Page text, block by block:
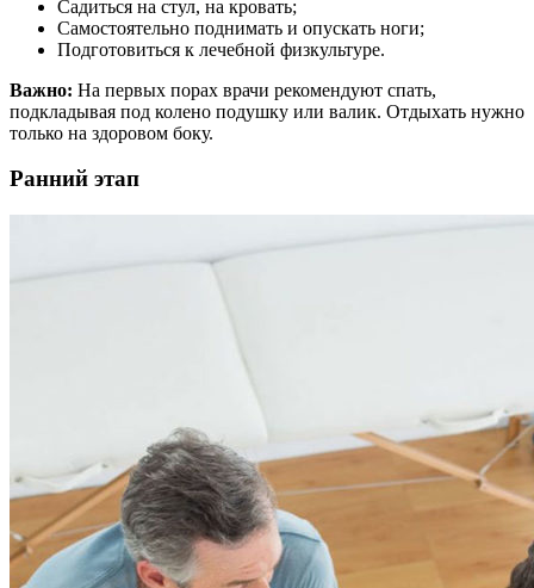
Садиться на стул, на кровать;
Самостоятельно поднимать и опускать ноги;
Подготовиться к лечебной физкультуре.
Важно: На первых порах врачи рекомендуют спать,
подкладывая под колено подушку или валик. Отдыхать нужно
только на здоровом боку.
Ранний этап